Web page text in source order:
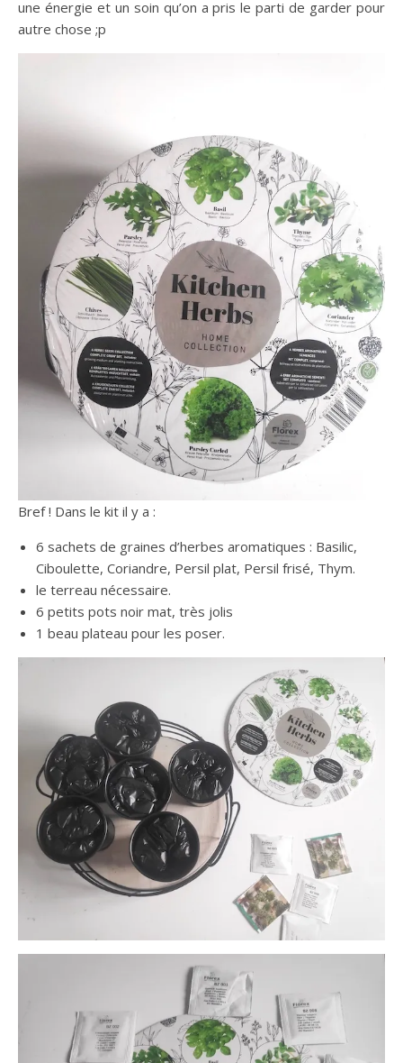
une énergie et un soin qu’on a pris le parti de garder pour
autre chose ;p
Bref ! Dans le kit il y a :
6 sachets de graines d’herbes aromatiques : Basilic,
Ciboulette, Coriandre, Persil plat, Persil frisé, Thym.
le terreau nécessaire.
6 petits pots noir mat, très jolis
1 beau plateau pour les poser.